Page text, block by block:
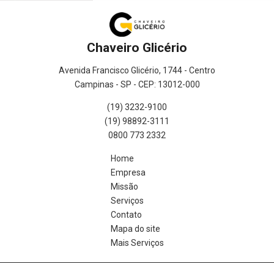
Chaveiro Glicério
Avenida Francisco Glicério, 1744 - Centro
Campinas - SP - CEP: 13012-000
(19) 3232-9100
(19) 98892-3111
0800 773 2332
Home
Empresa
Missão
Serviços
Contato
Mapa do site
Mais Serviços